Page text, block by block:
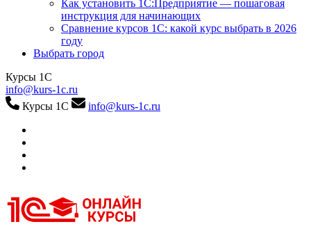
Как установить 1С:Предприятие — пошаговая
инструкция для начинающих
Сравнение курсов 1С: какой курс выбрать в 2026
году
Выбрать город
Курсы 1С
info@kurs-1c.ru
Курсы 1С
info@kurs-1c.ru